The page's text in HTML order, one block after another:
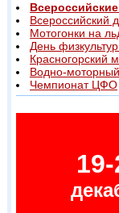
Всероссийский
Мотогонки на
День
Красногорский
Водно-
Чемпионат ЦФО